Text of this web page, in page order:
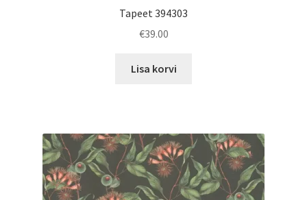
Tapeet 394303
€39.00
Lisa korvi